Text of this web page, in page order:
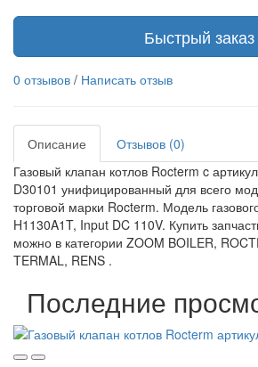
Быстрый заказ
0 отзывов / Написать отзыв
Описание
Отзывов (0)
Газовый клапан котлов Rocterm c
D30101 унифицированный для всего
торговой марки Rocterm. Модель
H1130A1T, Input DC 110V. Купить
можно в категории ZOOM BOILER,
TERMAL, RENS .
Последние